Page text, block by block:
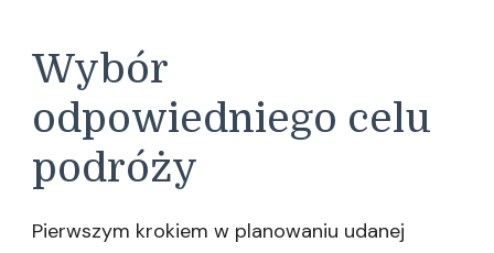
Wybór
odpowiedniego celu
podróży
Pierwszym krokiem w planowaniu udanej